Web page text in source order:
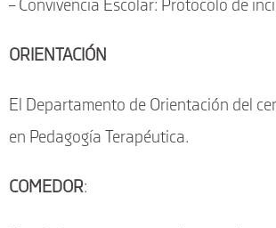
– Convivencia Escolar: Protocolo de
ORIENTACIÓN
El Departamento de Orientación del
en Pedagogía Terapéutica.
COMEDOR: